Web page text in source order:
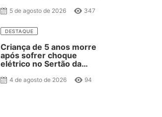
5 de agosto de 2026 347
DESTAQUE
Criança de 5 anos morre
após sofrer choque
elétrico no Sertão da
4 de agosto de 2026 94